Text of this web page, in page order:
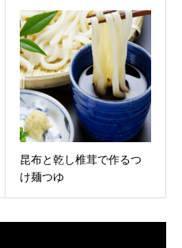
昆布と乾し椎茸で作るつ
け麺つゆ